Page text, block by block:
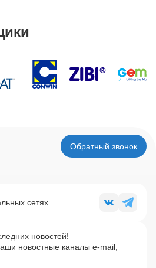
Обратный звонок
новостей!
новостные каналы e-mail,
сетях